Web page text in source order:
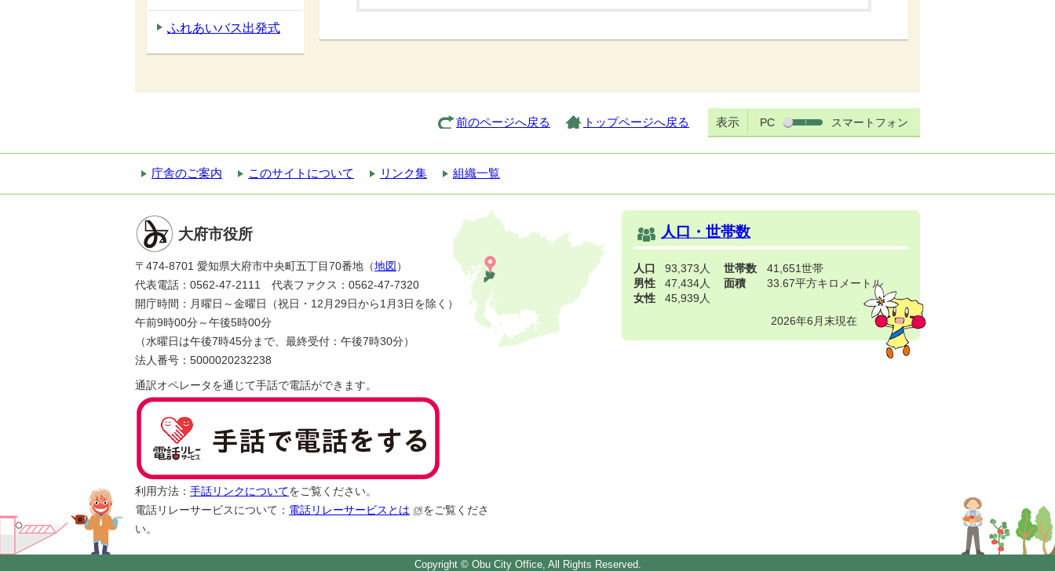
ふれあいバス出発式
前のページへ戻る トップページへ戻る 表示 PC スマートフォン
庁舎のご案内 このサイトについて リンク集 組織一覧
大府市役所
〒474-8701 愛知県大府市中央町五丁目70番地（地図 ）
代表電話：0562-47-2111 代表ファクス：0562-47-7320
開庁時間：月曜日～金曜日（祝日・12月29日から1月3日を除く）
午前9時00分～午後5時00分
（水曜日は午後7時45分まで、最終受付：午後7時30分）
法人番号：5000020232238
通訳オペレータを通じて手話で電話ができます。
利用方法： 手話リンクについてをご覧ください。
電話リレーサービスについて： 電話リレーサービスとは
をご覧くださ
い。
人口・世帯数
人口
93,373人
男性
47,434人
女性
45,939人
世帯数
41,651世帯
面積
33.67平方キロメートル
2026年6月末現在
Copyright © Obu City Office, All Rights Reserved.